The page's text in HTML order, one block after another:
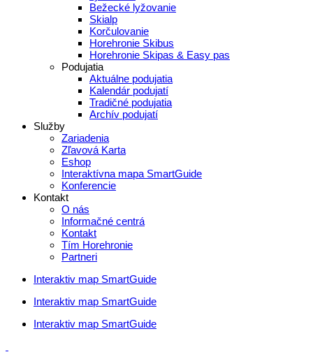
Bežecké lyžovanie
Skialp
Korčulovanie
Horehronie Skibus
Horehronie Skipas & Easy pas
Podujatia
Aktuálne podujatia
Kalendár podujatí
Tradičné podujatia
Archív podujatí
Služby
Zariadenia
Zľavová Karta
Eshop
Interaktívna mapa SmartGuide
Konferencie
Kontakt
O nás
Informačné centrá
Kontakt
Tím Horehronie
Partneri
Interaktiv map SmartGuide
Interaktiv map SmartGuide
Interaktiv map SmartGuide